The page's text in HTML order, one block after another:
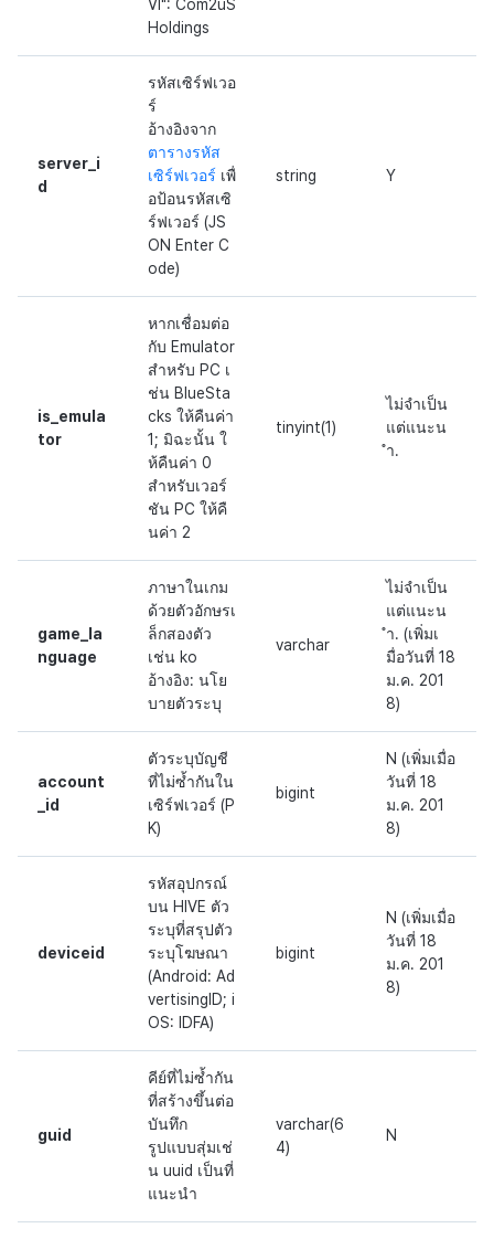
VI": Com2uS
Holdings
server_i
d
รหัสเซิร์ฟเวอ
ร์
อ้างอิงจาก
ตารางรหัส
เซิร์ฟเวอร์ เพื่
อป้อนรหัสเซิ
ร์ฟเวอร์ (JS
ON Enter C
ode)
string Y
is_emula
tor
หากเชื่อมต่อ
กับ Emulator
สำหรับ PC เ
ช่น BlueSta
cks ให้คืนค่า
1; มิฉะนั้น ใ
ห้คืนค่า 0
สำหรับเวอร์
ชัน PC ให้คื
นค่า 2
tinyint(1)
ไม่จำเป็น
แต่แนะน
ำ.
game_la
nguage
ภาษาในเกม
ด้วยตัวอักษรเ
ล็กสองตัว
เช่น ko
อ้างอิง: นโย
บายตัวระบุ
varchar
ไม่จำเป็น
แต่แนะน
ำ. (เพิ่มเ
มื่อวันที่ 18
ม.ค. 201
8)
account
_id
ตัวระบุบัญชี
ที่ไม่ซ้ำกันใน
เซิร์ฟเวอร์ (P
K)
bigint
N (เพิ่มเมื่อ
วันที่ 18
ม.ค. 201
8)
deviceid
รหัสอุปกรณ์
บน HIVE ตัว
ระบุที่สรุปตัว
ระบุโฆษณา
(Android: Ad
vertisingID; i
OS: IDFA)
bigint
N (เพิ่มเมื่อ
วันที่ 18
ม.ค. 201
8)
guid
คีย์ที่ไม่ซ้ำกัน
ที่สร้างขึ้นต่อ
บันทึก
รูปแบบสุ่มเช่
น uuid เป็นที่
แนะนำ
varchar(6
4)
N